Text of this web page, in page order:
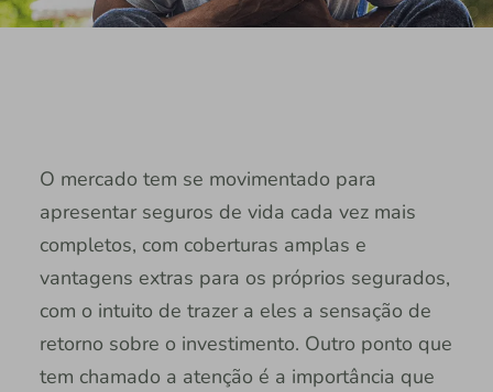
O mercado tem se movimentado para
apresentar seguros de vida cada vez mais
completos, com coberturas amplas e
vantagens extras para os próprios segurados,
com o intuito de trazer a eles a sensação de
retorno sobre o investimento. Outro ponto que
tem chamado a atenção é a importância que